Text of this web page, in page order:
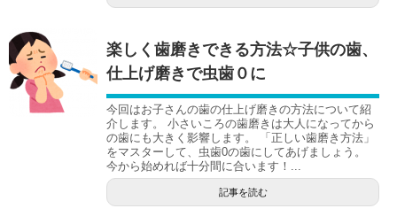
楽しく歯磨きできる方法☆子供の歯、
仕上げ磨きで虫歯０に
今回はお子さんの歯の仕上げ磨きの方法について紹
介します。 小さいころの歯磨きは大人になってから
の歯にも大きく影響します。 「正しい歯磨き方法」
をマスターして、虫歯0の歯にしてあげましょう。
今から始めれば十分間に合います！...
記事を読む